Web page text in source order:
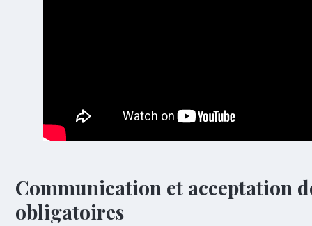
Communication et acceptation
obligatoires